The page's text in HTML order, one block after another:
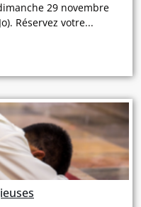
29 novembre
Réservez votre...